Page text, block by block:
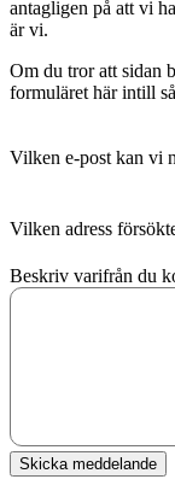
antagligen på att vi
är vi.
Om du tror att sidan
formuläret här intill
Vilken e-post kan vi
Vilken adress
Beskriv varifrån du
Skicka meddelande